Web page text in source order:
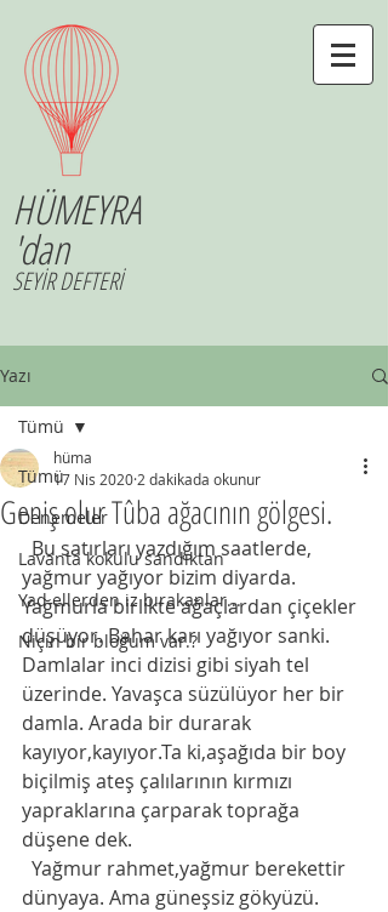
HÜMEYRA
'dan
SEYİR DEFTERİ
Yazı
Tümü
Denemeler
Lavanta kokulu sandıktan
Yad ellerden iz bırakanlar...
Niçin bir bloğum var.?
Tümü
Geniş olur Tûba ağacının gölgesi.
hüma
17 Nis 2020 2 dakikada okunur
yağmur yağıyor bizim diyarda.
Yağmurla birlikte ağaçlardan çiçekler
düşüyor. Bahar karı yağıyor sanki.
Damlalar inci dizisi gibi siyah tel
üzerinde. Yavaşca süzülüyor her bir
damla. Arada bir durarak
kayıyor,kayıyor.Ta ki,aşağıda bir boy
biçilmiş ateş çalılarının kırmızı
yapraklarına çarparak toprağa
düşene dek.
dünyaya. Ama güneşsiz gökyüzü.